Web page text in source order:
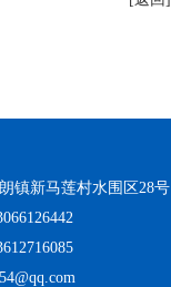
镇新马莲村水围区28号